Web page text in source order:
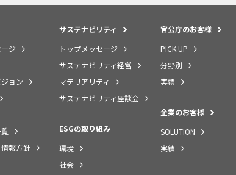
ジ
ョン
報方針
サステナビリティ
トップメッセージ
サステナビリティ経営
マテリアリティ
サステナビリティ座談会
ESGの取り組み
環境
社会
官公庁のお客様
PICK UP
分野別
実績
企業のお客様
SOLUTION
実績